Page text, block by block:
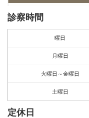
診察時間
曜日
月曜日
火曜日～金曜日
土曜日
定休日